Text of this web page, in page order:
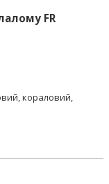
FR
кораловий,